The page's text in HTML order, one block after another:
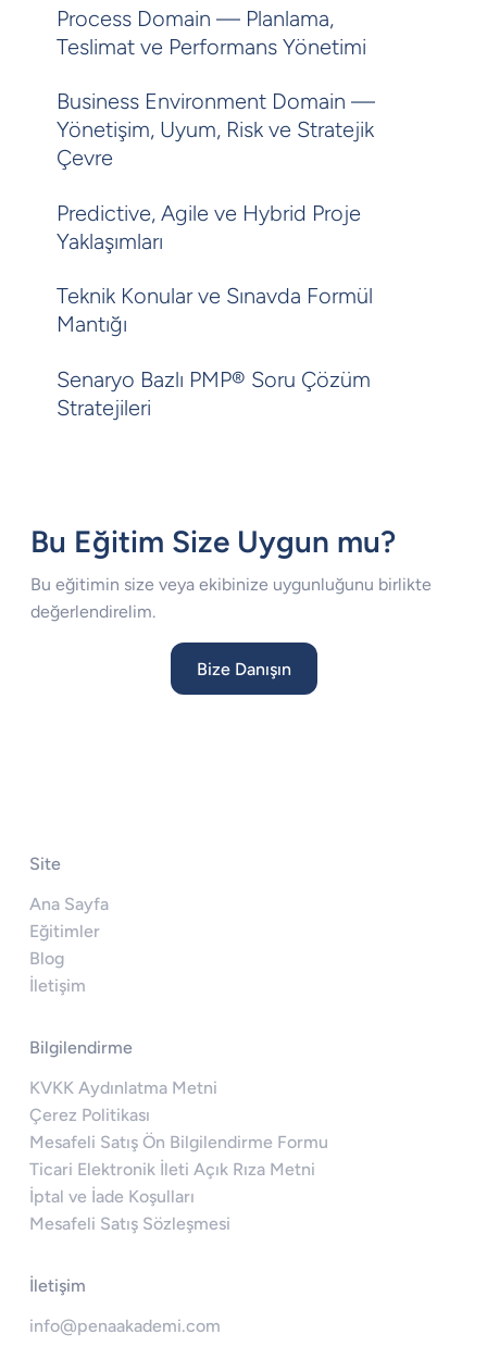
Process Domain — Planlama,
Teslimat ve Performans Yönetimi
Business Environment Domain —
Yönetişim, Uyum, Risk ve Stratejik
Çevre
Predictive, Agile ve Hybrid Proje
Yaklaşımları
Teknik Konular ve Sınavda Formül
Mantığı
Senaryo Bazlı PMP® Soru Çözüm
Stratejileri
Bu Eğitim Size Uygun mu?
Bu eğitimin size veya ekibinize uygunluğunu birlikte
değerlendirelim.
Bize Danışın
Site
Ana Sayfa
Eğitimler
Blog
İletişim
Bilgilendirme
KVKK Aydınlatma Metni
Çerez Politikası
Mesafeli Satış Ön Bilgilendirme Formu
Ticari Elektronik İleti Açık Rıza Metni
İptal ve İade Koşulları
Mesafeli Satış Sözleşmesi
İletişim
info@penaakademi.com